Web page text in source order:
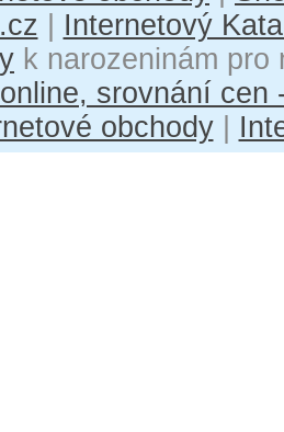
Internetový
k narozeninám
srovnání cen
obchody|